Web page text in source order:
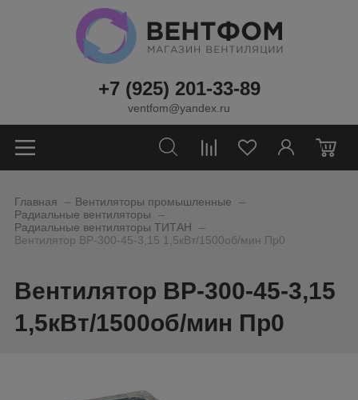
+7 (925) 201-33-89
ventfom@yandex.ru
0
Главная Вентиляторы промышленные
Радиальные вентиляторы _
Радиальные вентиляторы ТИТАН
Вентилятор ВР-300-45-3,15 1,5кВт/1500об/мин Пр0
Вентилятор ВР-300-45-3,15
1,5кВт/1500об/мин Пр0